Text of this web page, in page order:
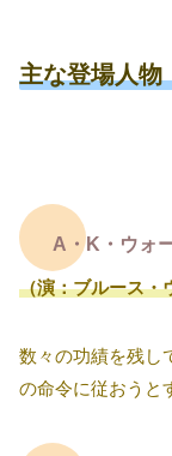
主な登場人物
A・K・ウォ
（演：ブルース・
数々の功績を残し
の命令に従おうと